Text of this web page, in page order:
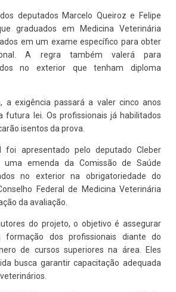
deputados Marcelo Queiroz e
Felipe
graduados em Medicina Veterinária
em um exame específico para obter
A regra também valerá para
no exterior que tenham diploma
a exigência passará a valer cinco anos
futura lei. Os profissionais já habilitados
isentos da prova.
foi apresentado pelo deputado Cleber
uma emenda da Comissão de Saúde
no exterior na obrigatoriedade do
Federal de Medicina Veterinária
da avaliação.
do projeto, o objetivo é assegurar
formação dos profissionais diante do
de cursos superiores na área. Eles
busca garantir capacitação adequada